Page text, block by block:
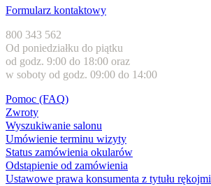
Formularz kontaktowy
800 343 562
Od poniedziałku do piątku
od godz. 9:00 do 18:00 oraz
w soboty od godz. 09:00 do 14:00
Pomoc (FAQ)
Zwroty
Wyszukiwanie salonu
Umówienie terminu wizyty
Status zamówienia okularów
Odstąpienie od zamówienia
Ustawowe prawa konsumenta z tytułu rękojmi